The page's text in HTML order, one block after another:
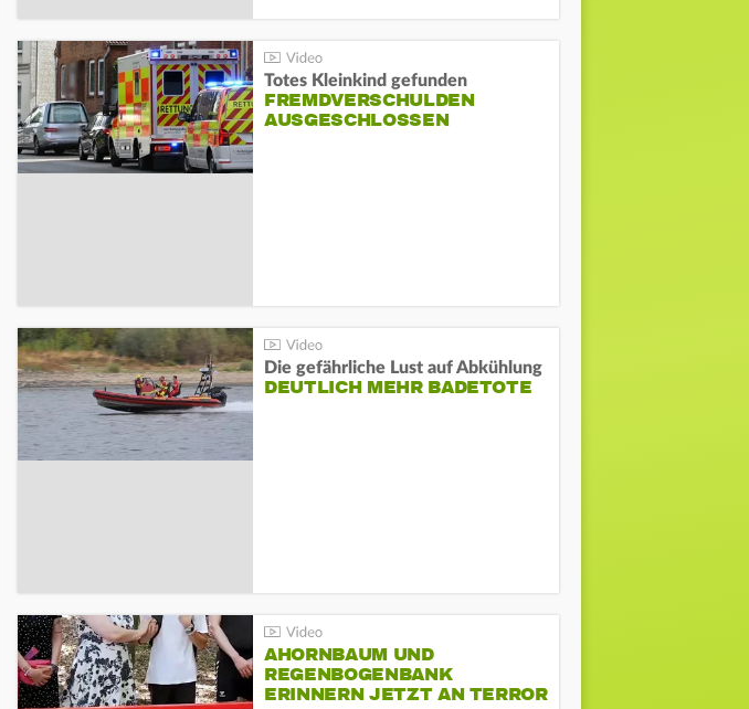
Totes Kleinkind gefunden
FREMDVERSCHULDEN
AUSGESCHLOSSEN
Die gefährliche Lust auf Abkühlung
DEUTLICH MEHR BADETOTE
AHORNBAUM UND
REGENBOGENBANK
ERINNERN JETZT AN TERROR